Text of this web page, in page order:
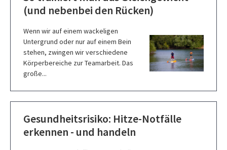
(und nebenbei den Rücken)
Wenn wir auf einem wackeligen
Untergrund oder nur auf einem Bein
stehen, zwingen wir verschiedene
Körperbereiche zur Teamarbeit. Das
große...
Gesundheitsrisiko: Hitze-Notfälle
erkennen - und handeln